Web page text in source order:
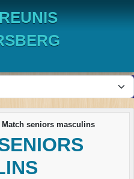
Match seniors masculins